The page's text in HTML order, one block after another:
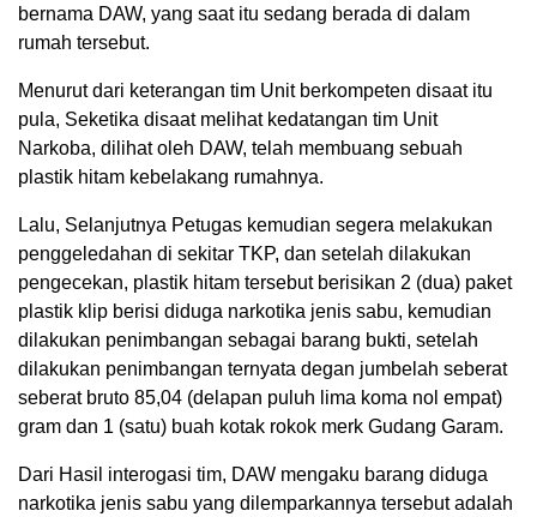
bernama DAW, yang saat itu sedang berada di dalam
rumah tersebut.
Menurut dari keterangan tim Unit berkompeten disaat itu
pula, Seketika disaat melihat kedatangan tim Unit
Narkoba, dilihat oleh DAW, telah membuang sebuah
plastik hitam kebelakang rumahnya.
Lalu, Selanjutnya Petugas kemudian segera melakukan
penggeledahan di sekitar TKP, dan setelah dilakukan
pengecekan, plastik hitam tersebut berisikan 2 (dua) paket
plastik klip berisi diduga narkotika jenis sabu, kemudian
dilakukan penimbangan sebagai barang bukti, setelah
dilakukan penimbangan ternyata degan jumbelah seberat
seberat bruto 85,04 (delapan puluh lima koma nol empat)
gram dan 1 (satu) buah kotak rokok merk Gudang Garam.
Dari Hasil interogasi tim, DAW mengaku barang diduga
narkotika jenis sabu yang dilemparkannya tersebut adalah